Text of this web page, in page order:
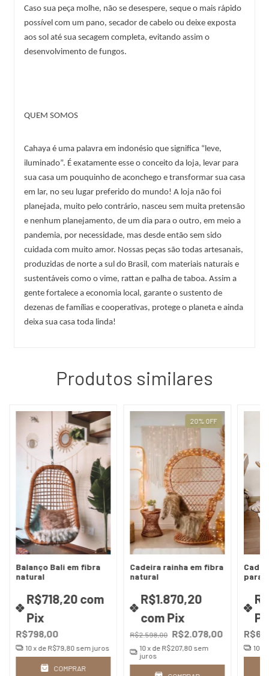
Caso sua peça molhe, não se desespere, seque o mais rápido
possível com um pano, secador de cabelo ou deixe exposta
aos sol até sua secagem completa, evitando assim o
desenvolvimento de fungos.
QUEM SOMOS
Cahaya é uma palavra em indonésio que significa “leve,
iluminado”. É exatamente esse o conceito da loja, levar para
sua casa um pouquinho de aconchego e transformar sua casa
em lar, no seu lugar preferido do mundo! A loja não foi
planejada, muito pelo contrário, nasceu sem muita pretensão
e nenhum planejamento, de um dia para o outro, em meio a
pandemia, por necessidade, mas desde então sem sido
cuidada com muito amor. Nossas peças são todas artesanais,
produzidas de norte a sul do Brasil, com materiais naturais e
sustentáveis como o vime, rattan e palha de taboa. Assim a
gente fortalece a economia local, garante o sustento de
dezenas de famílias e cooperativas, protege o planeta e ainda
deixa sua casa toda linda!
Produtos similares
Balanço Bali em fibra
natural
R$798,00
R$718,20 com
Pix
10x de R$79,80 sem juros
COMPRAR
20% OFF
Cadeira rainha em fibra
natural
R$2.598,00 R$2.078,00
R$1.870,20
com Pix
10x de R$207,80 sem
juros
para
10